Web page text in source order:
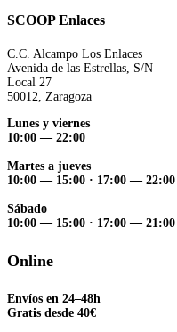
SCOOP Enlaces
C.C. Alcampo Los Enlaces
Avenida de las Estrellas, S/N
Local 27
50012, Zaragoza
Lunes y viernes
10:00 — 22:00
Martes a jueves
10:00 — 15:00 · 17:00 — 22:00
Sábado
10:00 — 15:00 · 17:00 — 21:00
Online
Envíos en 24–48h
Gratis desde 40€